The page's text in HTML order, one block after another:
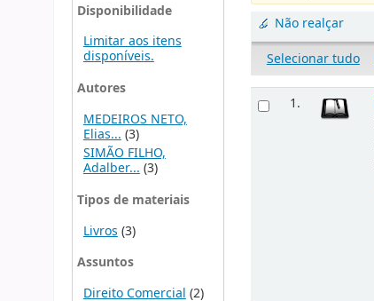
Disponibilidade
Limitar aos itens
disponíveis.
Autores
MEDEIROS NETO,
Elias... (3)
SIMÃO FILHO,
Adalber...(3)
Tipos de materiais
Livros (3)
Assuntos
Direito Comercial (2)
Não realçar
Selecionar tudo
1.